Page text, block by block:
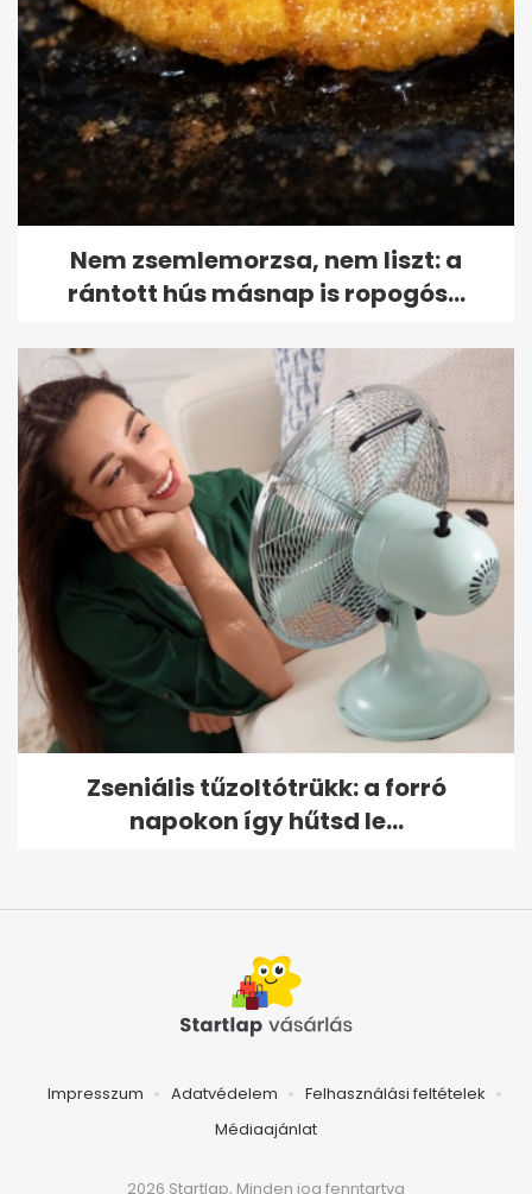
Nem zsemlemorzsa, nem liszt: a
rántott hús másnap is ropogós...
Zseniális tűzoltótrükk: a forró
napokon így hűtsd le...
Impresszum Adatvédelem
Felhasználási feltételek
Médiaajánlat
2026 Startlap, Minden jog fenntartva